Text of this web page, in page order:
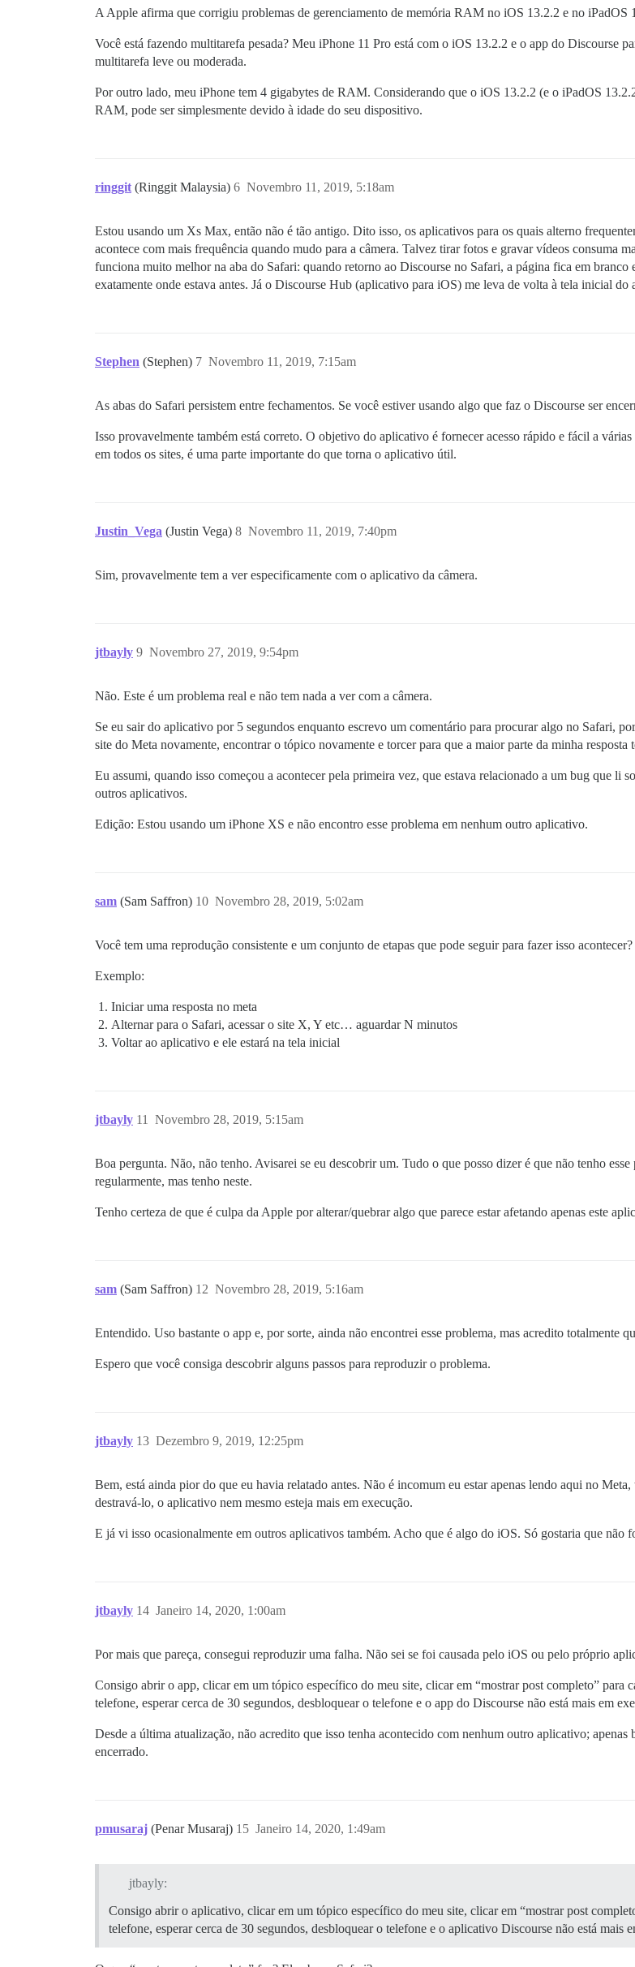
A Apple afirma que corrigiu problemas de gerenciamento de memória RAM no iOS 13.2.2 e no iPadOS
Você está fazendo multitarefa pesada? Meu iPhone 11 Pro está com o iOS 13.2.2 e o app do Discourse
multitarefa leve ou moderada.
Por outro lado, meu iPhone tem 4 gigabytes de RAM. Considerando que o iOS 13.2.2 (e o iPadOS
RAM, pode ser simplesmente devido à idade do seu dispositivo.
ringgit (Ringgit Malaysia) Novembro 11, 2019, 5:18am
6
Estou usando um Xs Max, então não é tão antigo. Dito isso, os aplicativos para os quais alterno
acontece com mais frequência quando mudo para a câmera. Talvez tirar fotos e gravar vídeos consuma
funciona muito melhor na aba do Safari: quando retorno ao Discourse no Safari, a página fica em branco
exatamente onde estava antes. Já o Discourse Hub (aplicativo para iOS) me leva de volta à tela inicial do
Stephen (Stephen) Novembro 11, 2019, 7:15am
7
As abas do Safari persistem entre fechamentos. Se você estiver usando algo que faz o Discourse ser
Isso provavelmente também está correto. O objetivo do aplicativo é fornecer acesso rápido e fácil a
em todos os sites, é uma parte importante do que torna o aplicativo útil.
Justin_Vega (Justin Vega) Novembro 11, 2019, 7:40pm
8
Sim, provavelmente tem a ver especificamente com o aplicativo da câmera.
jtbayly Novembro 27, 2019, 9:54pm
9
Não. Este é um problema real e não tem nada a ver com a câmera.
Se eu sair do aplicativo por 5 segundos enquanto escrevo um comentário para procurar algo no Safari,
site do Meta novamente, encontrar o tópico novamente e torcer para que a maior parte da minha resposta
Eu assumi, quando isso começou a acontecer pela primeira vez, que estava relacionado a um bug que li
outros aplicativos.
Edição: Estou usando um iPhone XS e não encontro esse problema em nenhum outro aplicativo.
sam (Sam Saffron) Novembro 28, 2019, 5:02am
10
Você tem uma reprodução consistente e um conjunto de etapas que pode seguir para fazer isso acontecer?
Exemplo:
Iniciar uma resposta no meta
Alternar para o Safari, acessar o site X, Y etc… aguardar N minutos
Voltar ao aplicativo e ele estará na tela inicial
jtbayly Novembro 28, 2019, 5:15am
11
Boa pergunta. Não, não tenho. Avisarei se eu descobrir um. Tudo o que posso dizer é que não tenho
regularmente, mas tenho neste.
Tenho certeza de que é culpa da Apple por alterar/quebrar algo que parece estar afetando apenas este
sam (Sam Saffron) Novembro 28, 2019, 5:16am
12
Entendido. Uso bastante o app e, por sorte, ainda não encontrei esse problema, mas acredito totalmente
Espero que você consiga descobrir alguns passos para reproduzir o problema.
jtbayly Dezembro 9, 2019, 12:25pm
13
Bem, está ainda pior do que eu havia relatado antes. Não é incomum eu estar apenas lendo aqui no
destravá-lo, o aplicativo nem mesmo esteja mais em execução.
E já vi isso ocasionalmente em outros aplicativos também. Acho que é algo do iOS. Só gostaria que não
jtbayly Janeiro 14, 2020, 1:00am
14
Por mais que pareça, consegui reproduzir uma falha. Não sei se foi causada pelo iOS ou pelo próprio
Consigo abrir o app, clicar em um tópico específico do meu site, clicar em “mostrar post completo” para
telefone, esperar cerca de 30 segundos, desbloquear o telefone e o app do Discourse não está mais em
Desde a última atualização, não acredito que isso tenha acontecido com nenhum outro aplicativo;
encerrado.
pmusaraj (Penar Musaraj) Janeiro 14, 2020, 1:49am
15
jtbayly:
Consigo abrir o aplicativo, clicar em um tópico específico do meu site, clicar em “mostrar post
telefone, esperar cerca de 30 segundos, desbloquear o telefone e o aplicativo Discourse não está mais